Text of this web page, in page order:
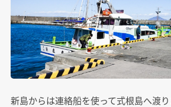
新島からは連絡船を使って式根島へ渡